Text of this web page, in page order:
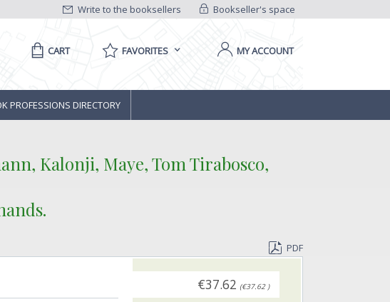
Bookseller's space
Write to the booksellers
CART FAVORITES MY ACCOUNT
PROFESSIONS DIRECTORY
Kalonji, Maye, Tom Tirabosco,
PDF
€37.62 (€37.62 )